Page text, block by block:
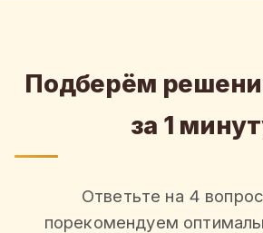
Подберём
за 1
Ответьте на 4
порекомендуем